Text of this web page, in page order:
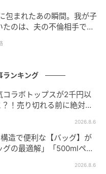
まれたあの瞬間。我が子
のは、夫の不倫相手でし
ランキング
コラボトップスが2千円以
！売り切れる前に絶対買
2026.8.6
造で便利な【バッグ】が
の最適解」「500mlペッ
2026.8.6